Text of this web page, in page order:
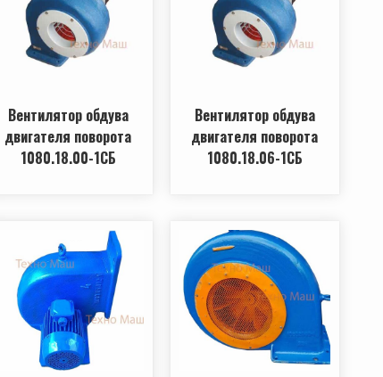
Вентилятор обдува
двигателя поворота
1080.18.00-1СБ
Вентилятор обдува
двигателя поворота
1080.18.06-1СБ